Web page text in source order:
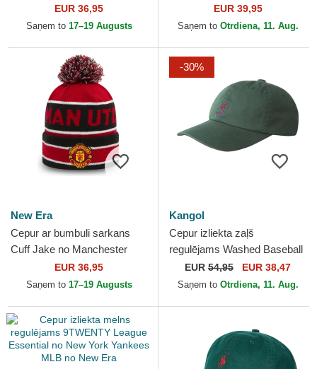
MLB no New Era
EUR 36,95
Saņem to 17–19 Augusts
no Goorin Bros.
EUR 39,95
Saņem to Otrdiena, 11. Aug.
New Era
Cepur ar bumbuli sarkans
Cuff Jake no Manchester
United Football Club Premier
League no New Era
EUR 36,95
Saņem to 17–19 Augusts
-30%
Kangol
Cepur izliekta zaļš
regulējams Washed Baseball
Algae no Kangol
EUR 54,95 EUR 38,47
Saņem to Otrdiena, 11. Aug.